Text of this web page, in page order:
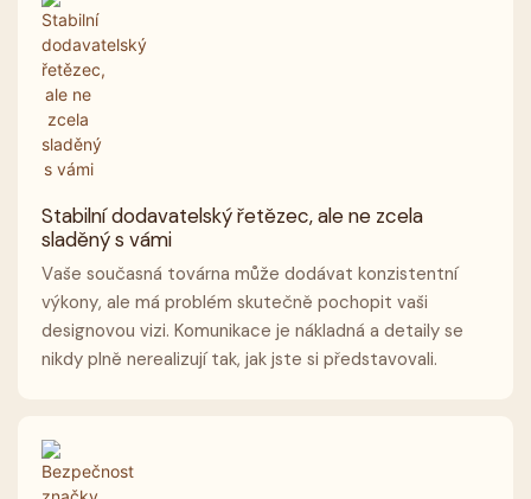
Stabilní dodavatelský řetězec, ale ne zcela
sladěný s vámi
Vaše současná továrna může dodávat konzistentní
výkony, ale má problém skutečně pochopit vaši
designovou vizi. Komunikace je nákladná a detaily se
nikdy plně nerealizují tak, jak jste si představovali.